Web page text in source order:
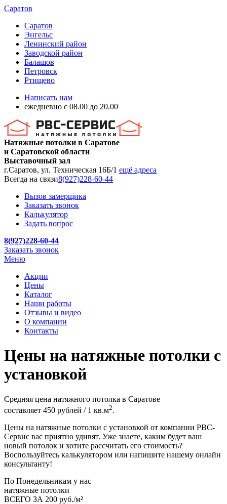
Саратов
Саратов
Энгельс
Ленинский район
Заводской район
Балашов
Петровск
Ртищево
Написать нам
ежедневно с 08.00 до 20.00
Натяжные потолки в Саратове
и Саратовской области
Выставочный зал
г.Саратов, ул. Техническая 16Б/1 ещё адреса
Всегда на связи8(927)228-60-44
Вызов замерщика
Заказать звонок
Калькулятор
Задать вопрос
8(927)228-60-44
Заказать звонок
Меню
Акции
Цены
Каталог
Наши работы
Отзывы и видео
О компании
Контакты
Цены на натяжные потолки с
установкой
Средняя цена натяжного потолка в Саратове
составляет 450 рублей / 1 кв.м2.
Цены на натяжные потолки с установкой от компании РВС-
Сервис вас приятно удивят. Уже знаете, каким будет ваш
новый потолок и хотите рассчитать его стоимость?
Воспользуйтесь калькулятором или напишите нашему онлайн
консультанту!
По Понедельникам у нас
натяжные потолки
ВСЕГО ЗА 200 руб./м²